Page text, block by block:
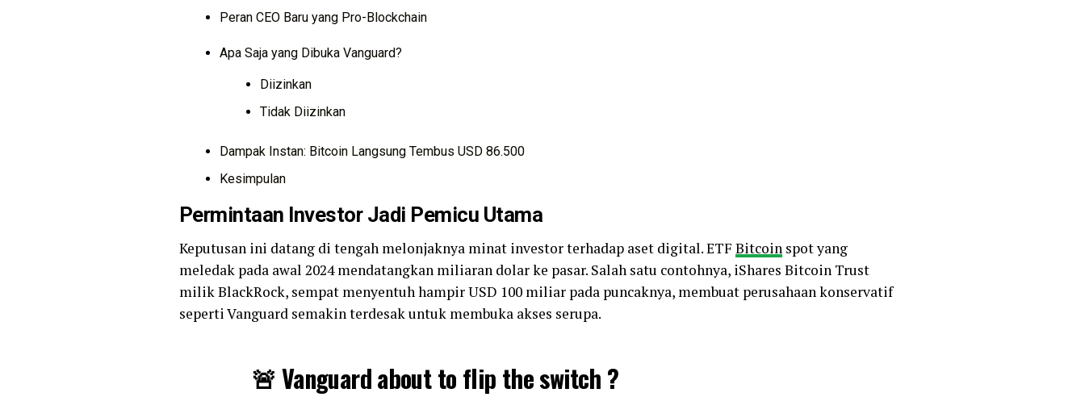
Peran CEO Baru yang Pro-Blockchain
Apa Saja yang Dibuka Vanguard?
Diizinkan
Tidak Diizinkan
Dampak Instan: Bitcoin Langsung Tembus USD 86.500
Kesimpulan
Permintaan Investor Jadi Pemicu Utama
Keputusan ini datang di tengah melonjaknya minat investor terhadap aset digital. ETF Bitcoin spot yang
meledak pada awal 2024 mendatangkan miliaran dolar ke pasar. Salah satu contohnya, iShares Bitcoin Trust
milik BlackRock, sempat menyentuh hampir USD 100 miliar pada puncaknya, membuat perusahaan konservatif
seperti Vanguard semakin terdesak untuk membuka akses serupa.
🚨 Vanguard about to flip the switch ?